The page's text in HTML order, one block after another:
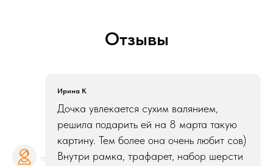
Отзывы
Ирина К
Дочка увлекается сухим валянием,
решила подарить ей на 8 марта такую
картину. Тем более она очень любит сов)
Внутри рамка, трафарет, набор шерсти